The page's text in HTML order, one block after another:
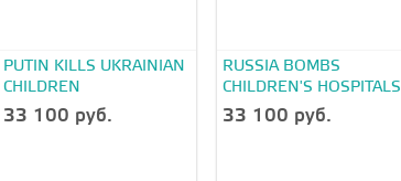
PUTIN KILLS UKRAINIAN
CHILDREN
33 100 руб.
RUSSIA BOMBS
CHILDREN'S HOSPITALS
33 100 руб.